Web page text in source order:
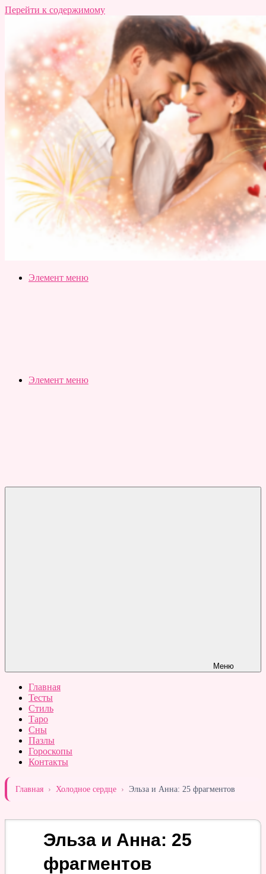
Перейти к содержимому
Slubovju.ru
Бесплатные
Элемент меню
Элемент меню
Меню
Главная
Тесты
Стиль
Таро
Сны
Пазлы
Гороскопы
Контакты
Главная › Холодное сердце › Эльза и Анна: 25 фрагментов
Эльза и Анна: 25
фрагментов